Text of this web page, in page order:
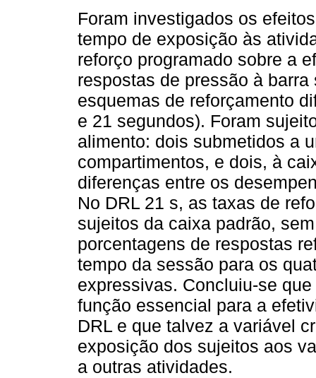
Foram investigados os
tempo de exposição às
reforço programado sobre a
respostas de pressão à barra
esquemas de reforçamento
e 21 segundos). Foram
alimento: dois submetidos a
compartimentos, e dois, à
diferenças entre os
No DRL 21 s, as taxas de
sujeitos da caixa padrão,
porcentagens de respostas
tempo da sessão para os
expressivas. Concluiu‑se
função essencial para a
DRL e que talvez a variável
exposição dos sujeitos aos
a outras atividades.